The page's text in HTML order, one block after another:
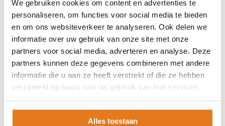
We gebruiken cookies om content en advertenties te
personaliseren, om functies voor social media te bieden
en om ons websiteverkeer te analyseren. Ook delen we
informatie over uw gebruik van onze site met onze
partners voor social media, adverteren en analyse. Deze
partners kunnen deze gegevens combineren met andere
informatie die u aan ze heeft verstrekt of die ze hebben
verzameld op basis van uw gebruik van hun services.
Alles toestaan
ISDE-subsidie
Partner Locator
Contact
ASSORTIMENT
Appendages
Boilers